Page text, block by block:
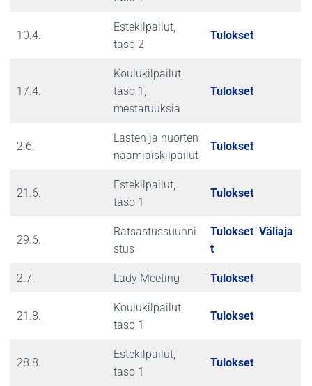
10.4.
Estekilpailut,
taso 2
Tulokset
17.4.
Koulukilpailut,
taso 1,
mestaruuksia
Tulokset
2.6.
Lasten ja nuorten
naamiaiskilpailut
Tulokset
21.6.
Estekilpailut,
taso 1
Tulokset
29.6.
Ratsastussuunni
stus
Tulokset Väliaja
t
2.7. Lady Meeting Tulokset
21.8.
Koulukilpailut,
taso 1
Tulokset
28.8.
Estekilpailut,
taso 1
Tulokset